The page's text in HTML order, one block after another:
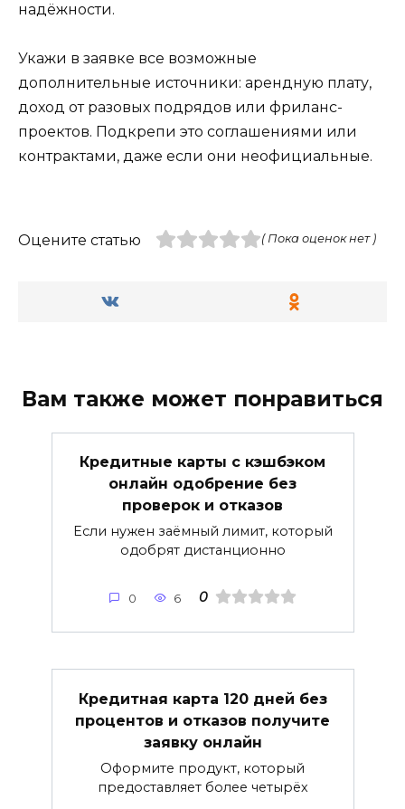
надёжности.
Укажи в заявке все возможные
дополнительные источники: арендную плату,
доход от разовых подрядов или фриланс-
проектов. Подкрепи это соглашениями или
контрактами, даже если они неофициальные.
Оцените статью ( Пока оценок нет )
Вам также может понравиться
Кредитные карты с кэшбэком
онлайн одобрение без
проверок и отказов
Если нужен заёмный лимит, который
одобрят дистанционно
0 6 0
Кредитная карта 120 дней без
процентов и отказов получите
заявку онлайн
Оформите продукт, который
предоставляет более четырёх